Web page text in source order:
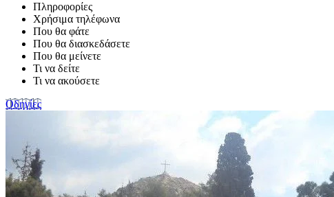
Πληροφορίες
Χρήσιμα τηλέφωνα
Που θα φάτε
Που θα διασκεδάσετε
Που θα μείνετε
Τι να δείτε
Τι να ακούσετε
−
Οδηγίες